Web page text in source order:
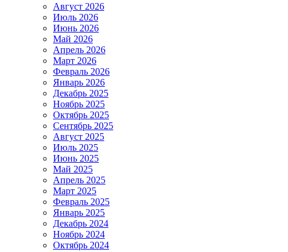
Август 2026
Июль 2026
Июнь 2026
Май 2026
Апрель 2026
Март 2026
Февраль 2026
Январь 2026
Декабрь 2025
Ноябрь 2025
Октябрь 2025
Сентябрь 2025
Август 2025
Июль 2025
Июнь 2025
Май 2025
Апрель 2025
Март 2025
Февраль 2025
Январь 2025
Декабрь 2024
Ноябрь 2024
Октябрь 2024